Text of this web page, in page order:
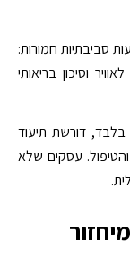
סביבתיות חמורות:
וסיכון בריאותי
בלבד, דורשת תיעוד
עסקים שלא